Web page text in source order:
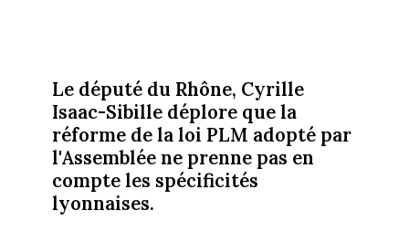
Le député du Rhône, Cyrille
Isaac-Sibille déplore que la
réforme de la loi PLM adopté par
l'Assemblée ne prenne pas en
compte les spécificités
lyonnaises.